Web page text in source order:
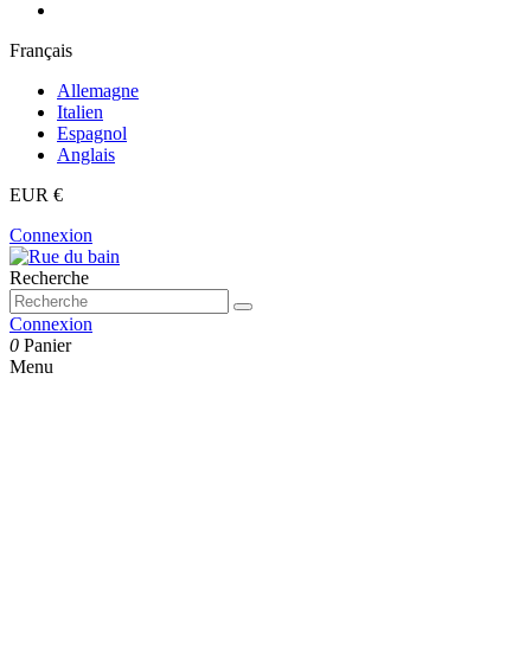
Français
Allemagne
Italien
Espagnol
Anglais
EUR €
Connexion
Recherche
Connexion
0 Panier
Menu